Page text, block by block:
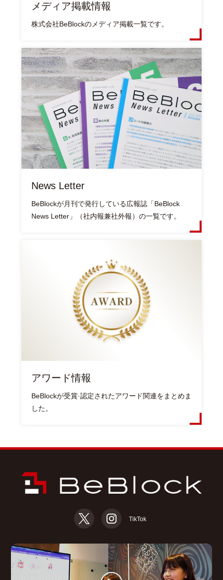
メディア掲載情報
株式会社BeBlockのメディア掲載一覧です。
News Letter
BeBlockが月刊で発行している広報誌「BeBlock
News Letter」（社内報兼社外報）の一覧です。
アワード情報
BeBlockが受賞·認定されたアワード関連をまとめま
した。
TikTok